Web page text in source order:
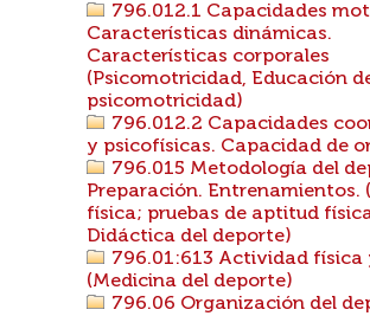
796.012.1 Capacidades
Características dinámicas.
Características corporales
(Psicomotricidad, Educación
psicomotricidad)
796.012.2 Capacidades
y psicofísicas. Capacidad de
796.015 Metodología del
Preparación. Entrenamientos.
física; pruebas de aptitud
Didáctica del deporte)
796.01:613 Actividad física
(Medicina del deporte)
796.06 Organización del